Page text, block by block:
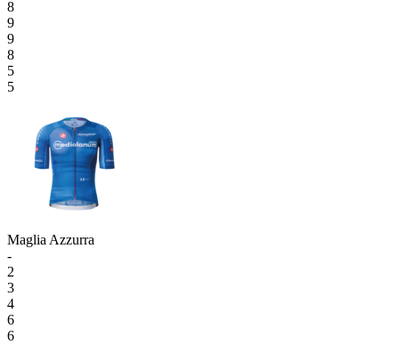
8
9
9
8
5
5
Maglia Azzurra
-
2
3
4
6
6